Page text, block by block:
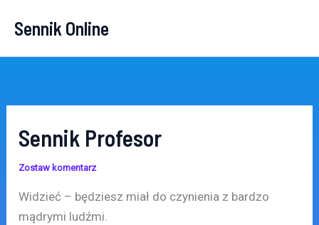
Sennik Online
Sennik Profesor
Zostaw komentarz
Widzieć – będziesz miał do czynienia z bardzo
mądrymi ludźmi.